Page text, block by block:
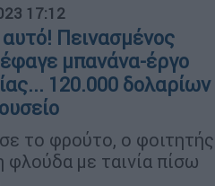
17:12
Πεινασμένος
μπανάνα-έργο
120.000 δολαρίων
το φρούτο, ο φοιτητής
φλούδα με ταινία πίσω